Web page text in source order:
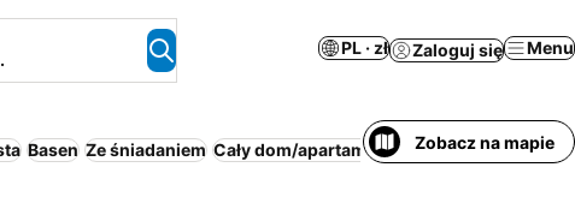
PL · zł Zaloguj się Menu
Basen Ze śniadaniem Cały dom/apartament Plaża
Zobacz na mapie